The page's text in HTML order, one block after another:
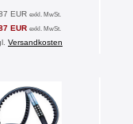
EUR exkl. MwSt.
EUR exkl. MwSt.
Versandkosten